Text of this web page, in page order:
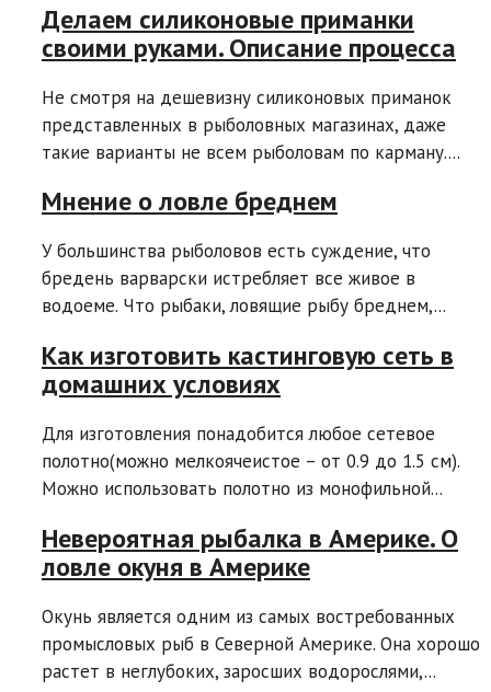
Делаем силиконовые приманки
своими руками. Описание процесса
Не смотря на дешевизну силиконовых приманок
представленных в рыболовных магазинах, даже
такие варианты не всем рыболовам по карману....
Мнение о ловле бреднем
У большинства рыболовов есть суждение, что
бредень варварски истребляет все живое в
водоеме. Что рыбаки, ловящие рыбу бреднем,...
Как изготовить кастинговую сеть в
домашних условиях
Для изготовления понадобится любое сетевое
полотно(можно мелкоячеистое – от 0.9 до 1.5 см).
Можно использовать полотно из монофильной...
Невероятная рыбалка в Америке. О
ловле окуня в Америке
Окунь является одним из самых востребованных
промысловых рыб в Северной Америке. Она хорошо
растет в неглубоких, заросших водорослями,...